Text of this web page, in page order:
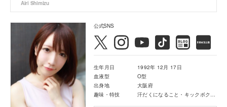
Airi Shimizu
公式SNS
生年月日
1992年 12月 17日
血液型
O型
出身地
大阪府
趣味・特技
汗だくになること・キックボクシング・映画鑑賞・音楽鑑賞